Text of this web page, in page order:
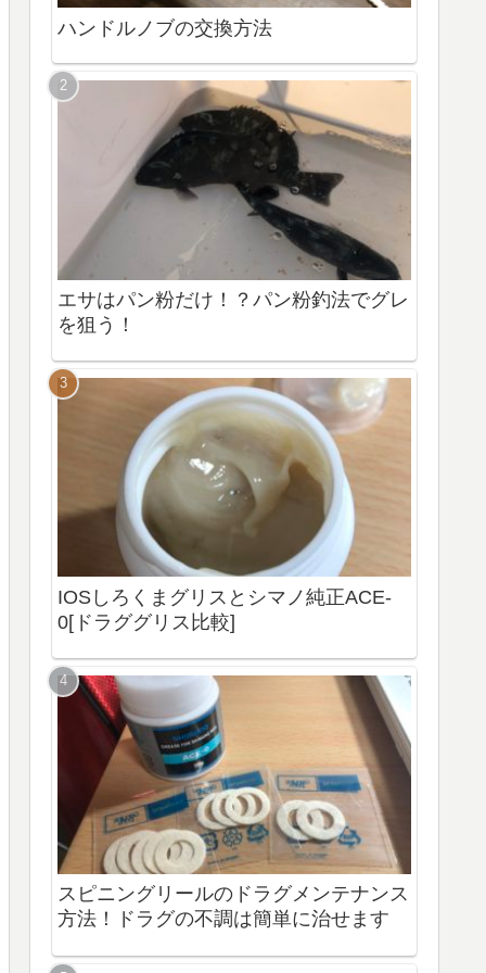
ハンドルノブの交換方法
エサはパン粉だけ！？パン粉釣法でグレ
を狙う！
IOSしろくまグリスとシマノ純正ACE-
0[ドラググリス比較]
スピニングリールのドラグメンテナンス
方法！ドラグの不調は簡単に治せます